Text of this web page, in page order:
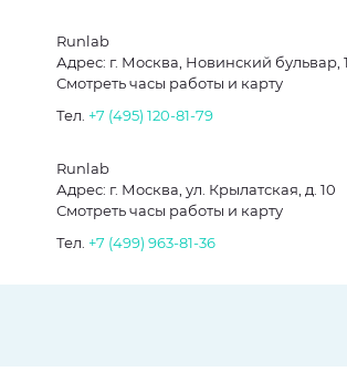
Runlab
Адрес: г. Москва, Новинский бульвар,
Смотреть часы работы и карту
Тел. +7 (495) 120-81-79
Runlab
Адрес: г. Москва, ул. Крылатская, д. 10
Смотреть часы работы и карту
Тел. +7 (499) 963-81-36